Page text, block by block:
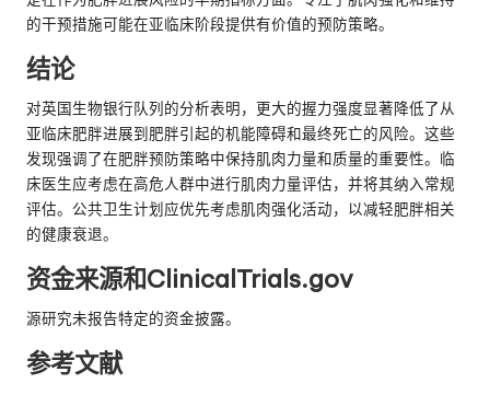
的干预措施可能在亚临床阶段提供有价值的预防策略。
结论
对英国生物银行队列的分析表明，更大的握力强度显著降低了从
亚临床肥胖进展到肥胖引起的机能障碍和最终死亡的风险。这些
发现强调了在肥胖预防策略中保持肌肉力量和质量的重要性。临
床医生应考虑在高危人群中进行肌肉力量评估，并将其纳入常规
评估。公共卫生计划应优先考虑肌肉强化活动，以减轻肥胖相关
的健康衰退。
资金来源和ClinicalTrials.gov
源研究未报告特定的资金披露。
参考文献